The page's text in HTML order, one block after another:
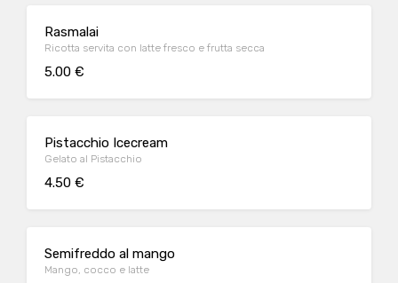
Rasmalai
Ricotta servita con latte fresco e frutta secca
5.00 €
Pistacchio Icecream
Gelato al Pistacchio
4.50 €
Semifreddo al mango
Mango, cocco e latte